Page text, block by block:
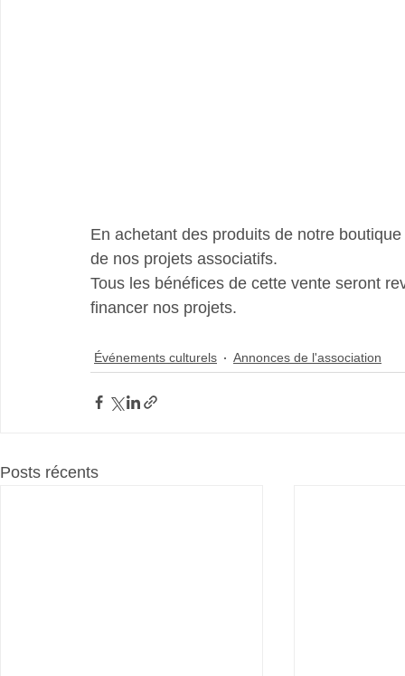
En achetant des produits de notre
de nos projets associatifs.
Tous les bénéfices de cette vente seront
financer nos projets.
Événements culturels Annonces de l'association
Posts récents